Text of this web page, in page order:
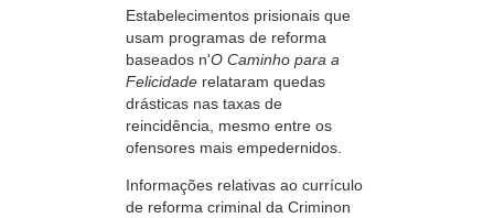
Estabelecimentos prisionais que
usam programas de reforma
baseados n'O Caminho para a
Felicidade relataram quedas
drásticas nas taxas de
reincidência, mesmo entre os
ofensores mais empedernidos.
Informações relativas ao currículo
de reforma criminal da Criminon